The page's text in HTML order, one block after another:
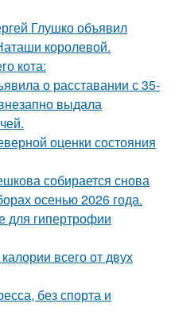
Глушко объявил
королевой.
кота:
о расставании с 35-
выдала
оценки состояния
собирается снова
осенью 2026 года.
для гипертрофии
всего от двух
без спорта и